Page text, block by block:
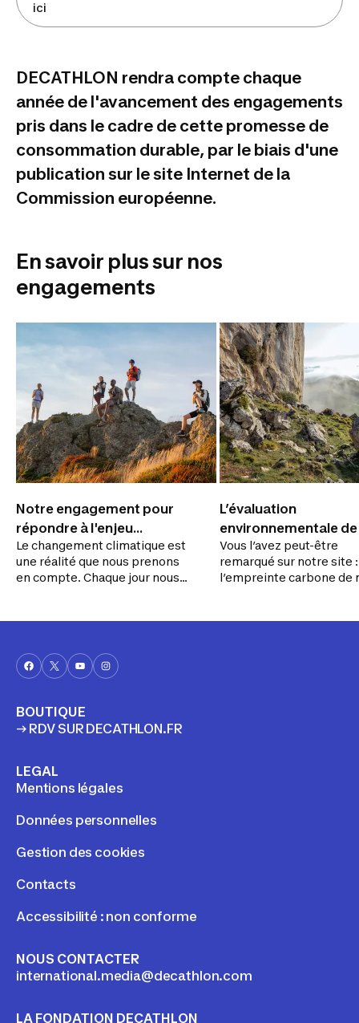
ici
DECATHLON rendra compte chaque
année de l'avancement des engagements
pris dans le cadre de cette promesse de
consommation durable, par le biais d'une
publication sur le site Internet de la
Commission européenne.
En savoir plus sur nos
engagements
Notre engagement pour
répondre à l'enjeu
climatique
Le changement climatique est
une réalité que nous prenons
en compte. Chaque jour nous
ce, sur la totalité des activités
on vous invite à comprendre
l’enjeu du changement
agissons pour le limiter.
L’évaluation
environnementale
produits
Vous l’avez peut-être
remarqué sur notre site :
l’empreinte carbone de
ce que ça signifie !
BOUTIQUE
→ RDV SUR DECATHLON.FR
LEGAL
Mentions légales
Données personnelles
Gestion des cookies
Contacts
Accessibilité : non conforme
NOUS CONTACTER
international.media@decathlon.com
LA FONDATION DECATHLON